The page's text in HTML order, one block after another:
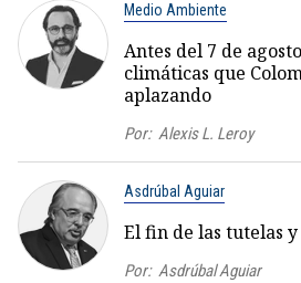
Medio Ambiente
Antes del 7 de
climáticas que
aplazando
Por: Alexis L. Leroy
Asdrúbal Aguiar
El fin de las tutelas
Por: Asdrúbal Aguiar